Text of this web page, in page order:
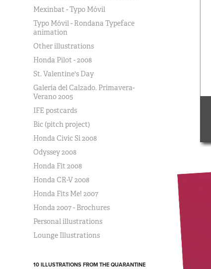
Mexinbat - Typo Móvil
Typo Móvil - Rondana Typeface
animation
Other illustrations
Honda Pilot - 2008
St. Valentine's Day
Galería del Calzado. Primavera-
Verano 2005
IFE postcards
Bic (pitch project)
Honda Civic Si 2008
Odyssey 2008
Honda Fit 2008
Honda CR-V 2008
Honda Fits Me! 2007
Honda 2007 - Brochures
Personal illustrations
Lounge Illustrations
10 ILLUSTRATIONS FROM THE QUARANTINE